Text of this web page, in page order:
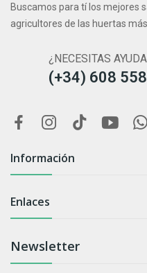
Buscamos para tí los mejores
agricultores de las huertas
¿NECESITAS
(+34) 608
Información
Enlaces
Newsletter